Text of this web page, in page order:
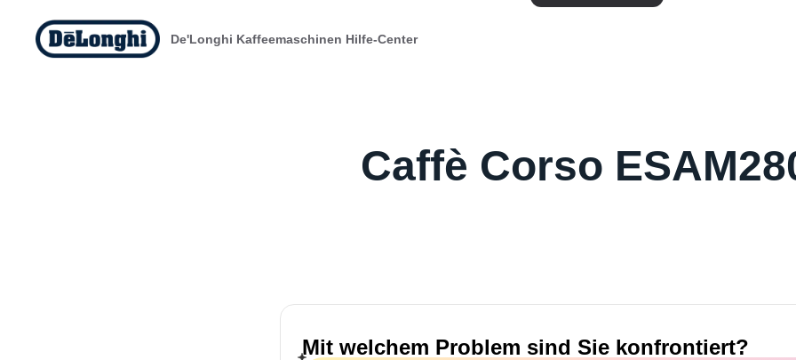
De'Longhi Kaffeemaschinen Hilfe-Center
Caffè Corso
Mit welchem Problem sind Sie konfrontiert?